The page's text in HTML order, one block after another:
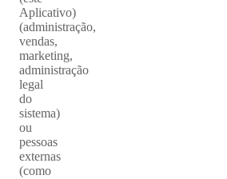
Aplicativo)
(administração,
vendas,
marketing,
administração
legal
do
sistema)
ou
pessoas
externas
(como